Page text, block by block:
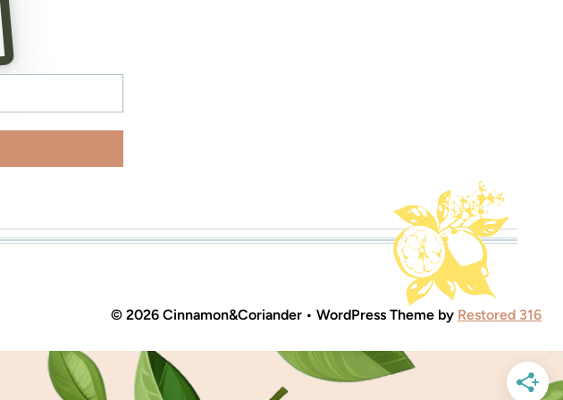
© 2026 Cinnamon&Coriander • WordPress Theme by Restored 316